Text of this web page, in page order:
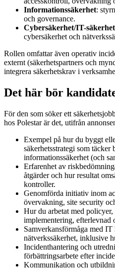
Informationssäkerhet:
och governance.
Cybersäkerhet/IT-säkerhet
cybersäkerhet och
Rollen omfattar även operativ
externt (säkerhetspartners och
integrera säkerhetskrav i
Det här bör
För den som söker ett
hos Polestar är det, utifrån
Exempel på hur du byggt
säkerhetsstrategi som
informationssäkerhet (och
Erfarenhet av
åtgärder och hur resultat
kontroller.
Genomförda initiativ inom
övervakning, site security
Hur du arbetat med
implementering, efterlevnad
Samverkansförmåga med
nätverkssäkerhet, inklusive
Incidenthantering och
förbättringsarbete efter
Kommunikation och